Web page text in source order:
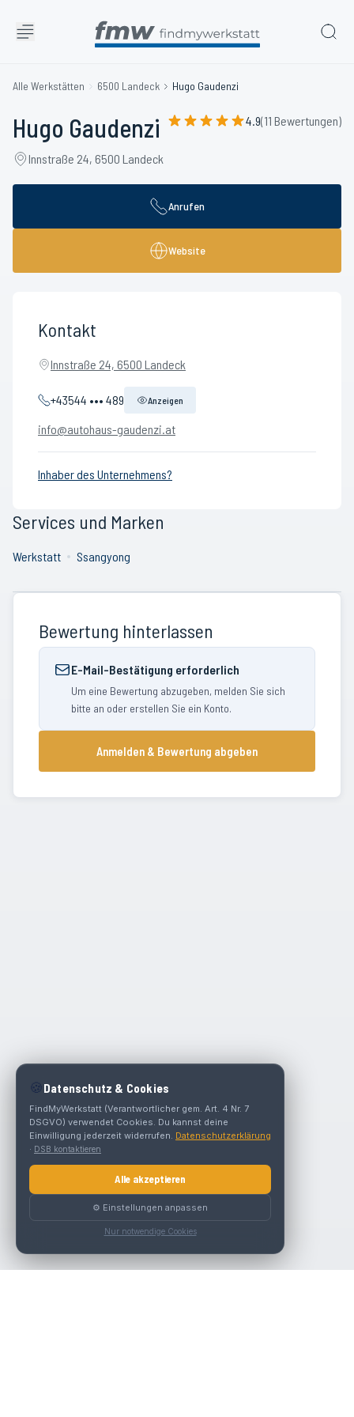
Alle Werkstätten 6500 Landeck Hugo Gaudenzi
Hugo Gaudenzi 4.9(11 Bewertungen)
Innstraße 24, 6500 Landeck
Anrufen
Website
Kontakt
Innstraße 24, 6500 Landeck
+43544 ••• 489 Anzeigen
info@autohaus-gaudenzi.at
Inhaber des Unternehmens?
Services und Marken
Werkstatt Ssangyong
Bewertung hinterlassen
E-Mail-Bestätigung erforderlich
Um eine Bewertung abzugeben, melden Sie sich
bitte an oder erstellen Sie ein Konto.
Anmelden & Bewertung abgeben
🍪 Datenschutz & Cookies
FindMyWerkstatt (Verantwortlicher gem. Art. 4 Nr. 7
DSGVO) verwendet Cookies. Du kannst deine
Einwilligung jederzeit widerrufen. Datenschutzerklärung
· DSB kontaktieren
Alle akzeptieren
⚙️ Einstellungen anpassen
Nur notwendige Cookies